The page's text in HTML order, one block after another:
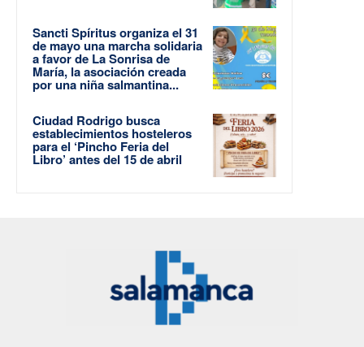
Sancti Spíritus organiza el 31
de mayo una marcha solidaria
a favor de La Sonrisa de
María, la asociación creada
por una niña salmantina...
Ciudad Rodrigo busca
establecimientos hosteleros
para el ‘Pincho Feria del
Libro’ antes del 15 de abril